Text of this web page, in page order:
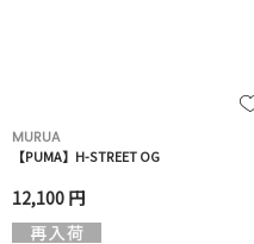
MURUA
【PUMA】H-STREET OG
12,100 円